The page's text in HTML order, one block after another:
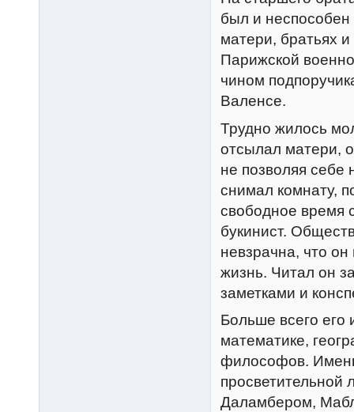
был и неспособен
матери, братьях
Парижской
чином
Валенсе.
Трудно жилось
отсылал матери,
не позволяя
снимал комнату,
свободное время
букинист.
невзрачна, что он
жизнь. Читал он
заметками и
Больше всего его
математике,
философов.
Даламбером,